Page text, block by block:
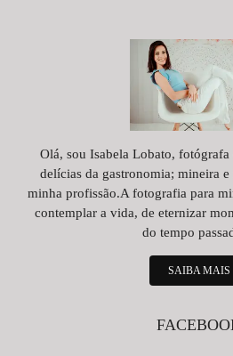
Olá, sou Isabela Lobato, fotógrafa
delícias da gastronomia; mineira
minha profissão.A fotografia para
contemplar a vida, de eternizar
do tempo
SAIBA MAIS